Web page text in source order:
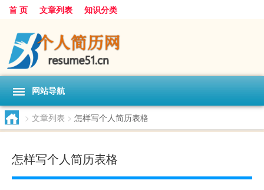
首 页 文章列表 知识分类
网站导航
> 文章列表 > 怎样写个人简历表格
怎样写个人简历表格